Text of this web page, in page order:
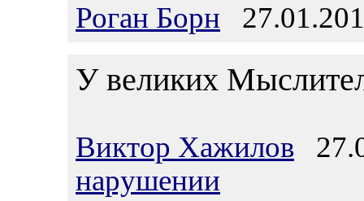
Роган Борн
У великих
Виктор Хажилов
нарушении